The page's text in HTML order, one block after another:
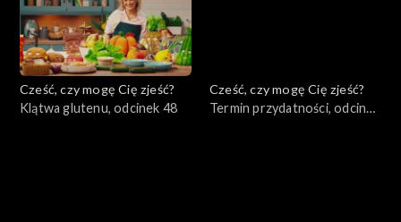
Cześć, czy mogę Cię zjeść?
Klątwa glutenu, odcinek 48
Cześć, czy mogę Cię zjeść?
Termin przydatności, odcinek